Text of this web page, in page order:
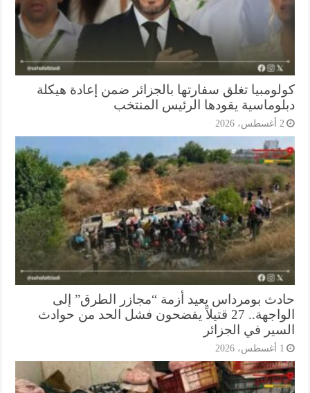
تغلق سفارتها بالجزائر ضمن إعادة هيكلة
يقودها الرئيس المنتخب
بومرداس يعيد أزمة “مجازر الطرق” إلى
الواجهة.. 27 قتيلاً يفضحون فشل الحد من حوادث
في الجزائر